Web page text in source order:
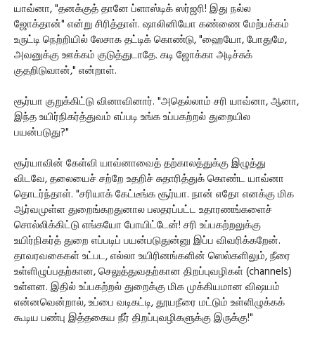
யாவ்னா, "தனக்குத் தானே ப்ளாஸ்டிக் ஸர்ஜரி! இது நல்ல
ஜோக்தான்" என்று சிரித்தாள். ஷாலினியோ கண்ணை மேற்பக்கம்
உருட்டி நெற்றியில் லேசாக தட்டிக் கொண்டு, "ஹையோ, போதுமே,
அவனுக்கு ஊக்கம் குடுத்துடாதே. கடி ஜோக்கா அடிச்சுக்
குதறிடுவான்," என்றாள்.
சூர்யா குறுக்கிட்டு வினாவினார். "அதெல்லாம் சரி யாவ்னா, ஆனா,
இந்த உயிர்நிகர்த்துவம் எப்படி உங்க உப்பகற்றல் துறையில
பயன்படுது?"
சூர்யாவின் கேள்வி யாவ்னாவைத் தற்காலத்துக்கு இழுத்து
விடவே, தலையைச் சற்றே உதறிச் சுதாரித்துக் கொண்ட யாவ்னா
தொடர்ந்தாள். "சரியாக் கேட்டீங்க சூர்யா. நான் எதோ எனக்கு மிக
ஆர்வமுள்ள துறைங்கறதுனால பலதரப்பட்ட உதாரணங்களைச்
சொல்லிக்கிட்டு எங்கயோ போயிட்டேன்! சரி உப்பகற்றலுக்கு
உயிர்நிகர்த் துறை எப்படிப் பயன்படுதுன்னு இப்ப விவரிக்கறேன்.
தாவரவகைகள் உட்பட, எல்லா உயிரினங்களின் ஸெல்களிலும், நீரை
உள்ளிழுப்பதற்கான, செலுத்துவதற்கான திறப்புவழிகள் (channels)
உள்ளன. இதில் உப்பகற்றல் துறைக்கு மிக முக்கியமான விஷயம்
என்னவென்றால், உப்பை வடிகட்டி, தூயநீரை மட்டும் உள்ளிழுக்கக்
கூடிய பண்பு இத்தகைய நீர் திறப்புவழிகளுக்கு இருக்கு!"